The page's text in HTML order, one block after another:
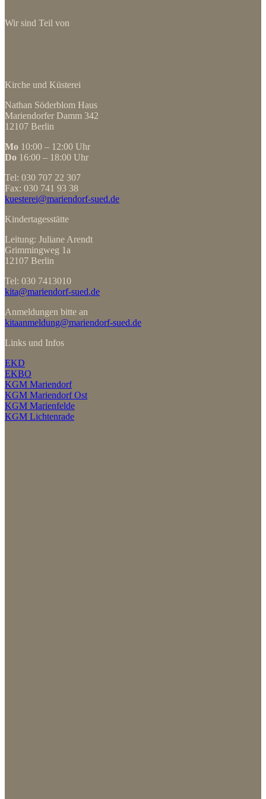
Wir sind Teil von
Kirche und Küsterei
Nathan Söderblom Haus
Mariendorfer Damm 342
12107 Berlin
Mo 10:00 – 12:00 Uhr
Do 16:00 – 18:00 Uhr
Tel: 030 707 22 307
Fax: 030 741 93 38
kuesterei@mariendorf-sued.de
Kindertagesstätte
Leitung: Juliane Arendt
Grimmingweg 1a
12107 Berlin
Tel: 030 7413010
kita@mariendorf-sued.de
Anmeldungen bitte an
kitaanmeldung@mariendorf-sued.de
Links und Infos
EKD
EKBO
KGM Mariendorf
KGM Mariendorf Ost
KGM Marienfelde
KGM Lichtenrade